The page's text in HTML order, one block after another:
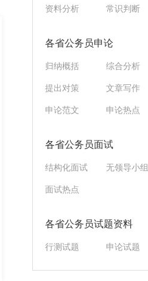
资料分析 常识判断
各省公务员申论
归纳概括 综合分析
提出对策 文章写作
申论范文 申论热点
各省公务员面试
结构化面试 无领导小组
面试热点
各省公务员试题资料
行测试题 申论试题